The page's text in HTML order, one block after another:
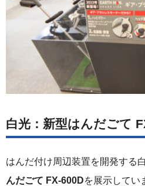
白光：新型はんだごて
はんだ付け周辺装置を開発する
んだごて FX-600Dを展示してい